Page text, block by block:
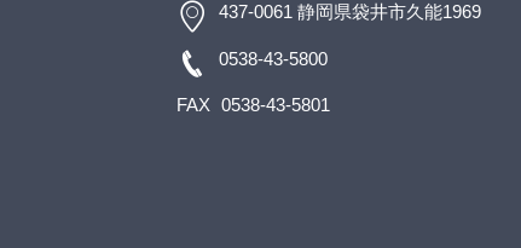
437-0061 静岡県袋井市久能1969
0538-43-5800
FAX 0538-43-5801